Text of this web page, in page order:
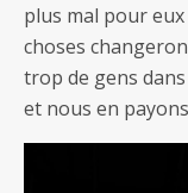
plus mal pour
choses
trop de gens
et nous en